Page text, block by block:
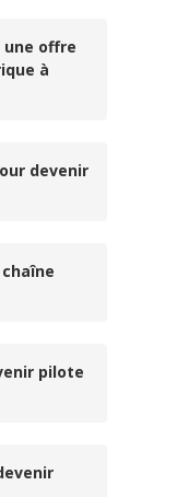
une offre
à
devenir
pilote